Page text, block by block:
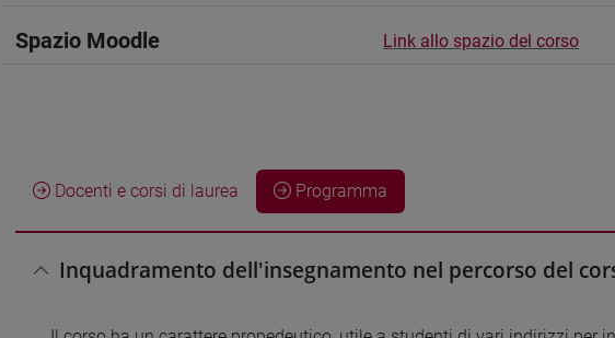
Spazio Moodle Link allo spazio del corso
Docenti e corsi di laurea Programma
Inquadramento dell'insegnamento nel percorso del